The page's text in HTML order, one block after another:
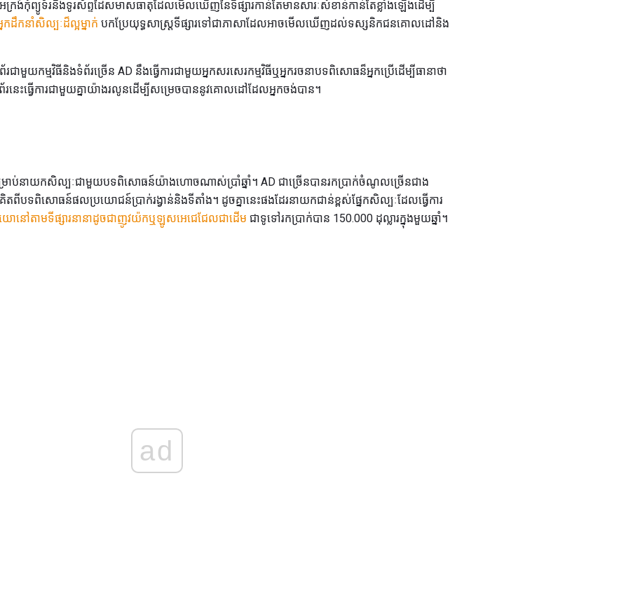
កុំព្យូទ័រនិងទូរស័ព្ទដៃសមាសធាតុដែលមើលឃើញនៃទីផ្សារកាន់តែមានសារៈសំខាន់កាន់តែខ្លាំងឡើងដើម្បី
នកដឹកនាំសិល្បៈដ៏ល្អម្នាក់ បកប្រែយុទ្ធសាស្រ្តទីផ្សារទៅជាភាសាដែលអាចមើលឃើញដល់ទស្សនិកជនគោលដៅនិង
មួយកម្មវិធីនិងទំព័រច្រើន AD នឹងធ្វើការជាមួយអ្នកសរសេរកម្មវិធីឬអ្នករចនាបទពិសោធន៏អ្នកប្រើដើម្បីធានាថា
រនេះធ្វើការជាមួយគ្នាយ៉ាងរលូនដើម្បីសម្រេចបាននូវគោលដៅដែលអ្នកចង់បាន។
រាប់នាយកសិល្បៈជាមួយបទពិសោធន៍យ៉ាងហោចណាស់ប្រាំឆ្នាំ។ AD ជាច្រើនបានរកប្រាក់ចំណូលច្រើនជាង
បទពិសោធន៍ផលប្រយោជន៍ប្រាក់រង្វាន់និងទីតាំង។ ដូចគ្នានេះផងដែរនាយកជាន់ខ្ពស់ផ្នែកសិល្បៈដែលធ្វើការ
នៅតាមទីផ្សារនានាដូចជាញូវយ៉កឬឡូសអេជេជែលជាដើម ជាទូទៅរកប្រាក់បាន 150.000 ដុល្លារក្នុងមួយឆ្នាំ។
ad